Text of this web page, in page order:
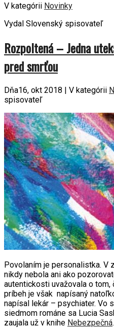
V kategórii Novinky
Vydal Slovenský spisovateľ
Rozpoltená – Jedna
pred smrťou
Dňa16, okt 2018 | V kategórii
spisovateľ
Povolaním je personalistka. V
nikdy nebola ani ako
autentickosti uvažovala o tom,
príbeh je však napísaný
napísal lekár – psychiater. Vo
siedmom románe sa Lucia
zaujala už v knihe Nebezpečná.